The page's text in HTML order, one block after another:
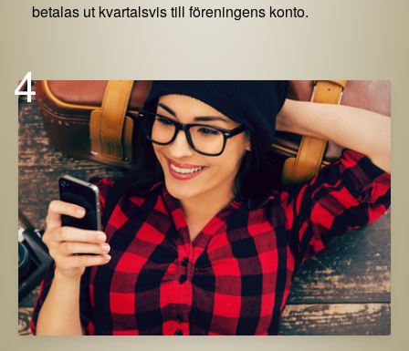
betalas ut kvartalsvis till föreningens konto.
4